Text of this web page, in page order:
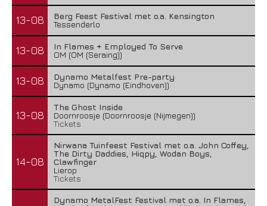
13-08
Berg Feest Festival met o.a. Kensington
Tessenderlo
13-08
In Flames + Employed To Serve
OM (OM (Seraing))
13-08
Dynamo Metalfest Pre-party
Dynamo (Dynamo (Eindhoven))
13-08
The Ghost Inside
Doornroosje (Doornroosje (Nijmegen))
Tickets
14-08
Nirwana Tuinfeest Festival met o.a. John Coffey,
The Dirty Daddies, Hiqpy, Wodan Boys,
Clawfinger
Lierop
Tickets
Dynamo MetalFest Festival met o.a. In Flames,